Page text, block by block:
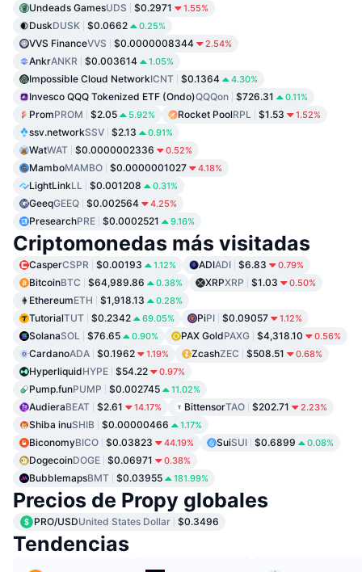
Undeads GamesUDS $0.2971 1.55%
DuskDUSK $0.0662 0.25%
VVS FinanceVVS $0.0000008344 2.54%
AnkrANKR $0.003614 1.05%
Impossible Cloud NetworkICNT $0.1364 4.30%
Invesco QQQ Tokenized ETF (Ondo)QQQon $726.31 0.11%
PromPROM $2.05 5.92% Rocket PoolRPL $1.53 1.52%
ssv.networkSSV $2.13 0.91%
WatWAT $0.0000002336 0.52%
MamboMAMBO $0.0000001027 4.18%
LightLinkLL $0.001208 0.31%
GeeqGEEQ $0.002564 4.25%
PresearchPRE $0.0002521 9.16%
Criptomonedas más visitadas
CasperCSPR $0.00193 1.12% ADIADI $6.83 0.79%
BitcoinBTC $64,989.86 0.38% XRPXRP $1.03 0.50%
EthereumETH $1,918.13 0.28%
TutorialTUT $0.2342 69.05% PiPI $0.09057 1.12%
SolanaSOL $76.65 0.90% PAX GoldPAXG $4,318.10 0.56%
CardanoADA $0.1962 1.19% ZcashZEC $508.51 0.68%
HyperliquidHYPE $54.22 0.97%
Pump.funPUMP $0.002745 11.02%
AudieraBEAT $2.61 14.17% BittensorTAO $202.71 2.23%
Shiba inuSHIB $0.00000466 1.17%
BiconomyBICO $0.03823 44.19% SuiSUI $0.6899 0.08%
DogecoinDOGE $0.06971 0.38%
BubblemapsBMT $0.03955 181.99%
Precios de Propy globales
PRO/USDUnited States Dollar $0.3496
Tendencias